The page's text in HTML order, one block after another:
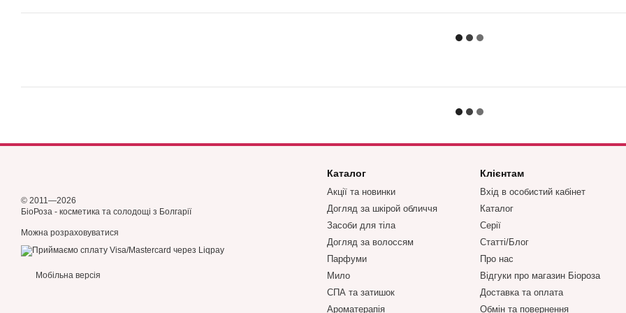
© 2011—2026
БіоРоза - косметика та солодощі з Болгарії
Можна розраховуватися
Мобільна версія
Каталог
Акції та новинки
Догляд за шкірой обличчя
Засоби для тіла
Догляд за волоссям
Парфуми
Мило
СПА та затишок
Ароматерапія
Клієнтам
Вхід в особистий кабінет
Каталог
Серії
Статті/Блог
Про нас
Відгуки про магазин Біороза
Доставка та оплата
Обмін та повернення